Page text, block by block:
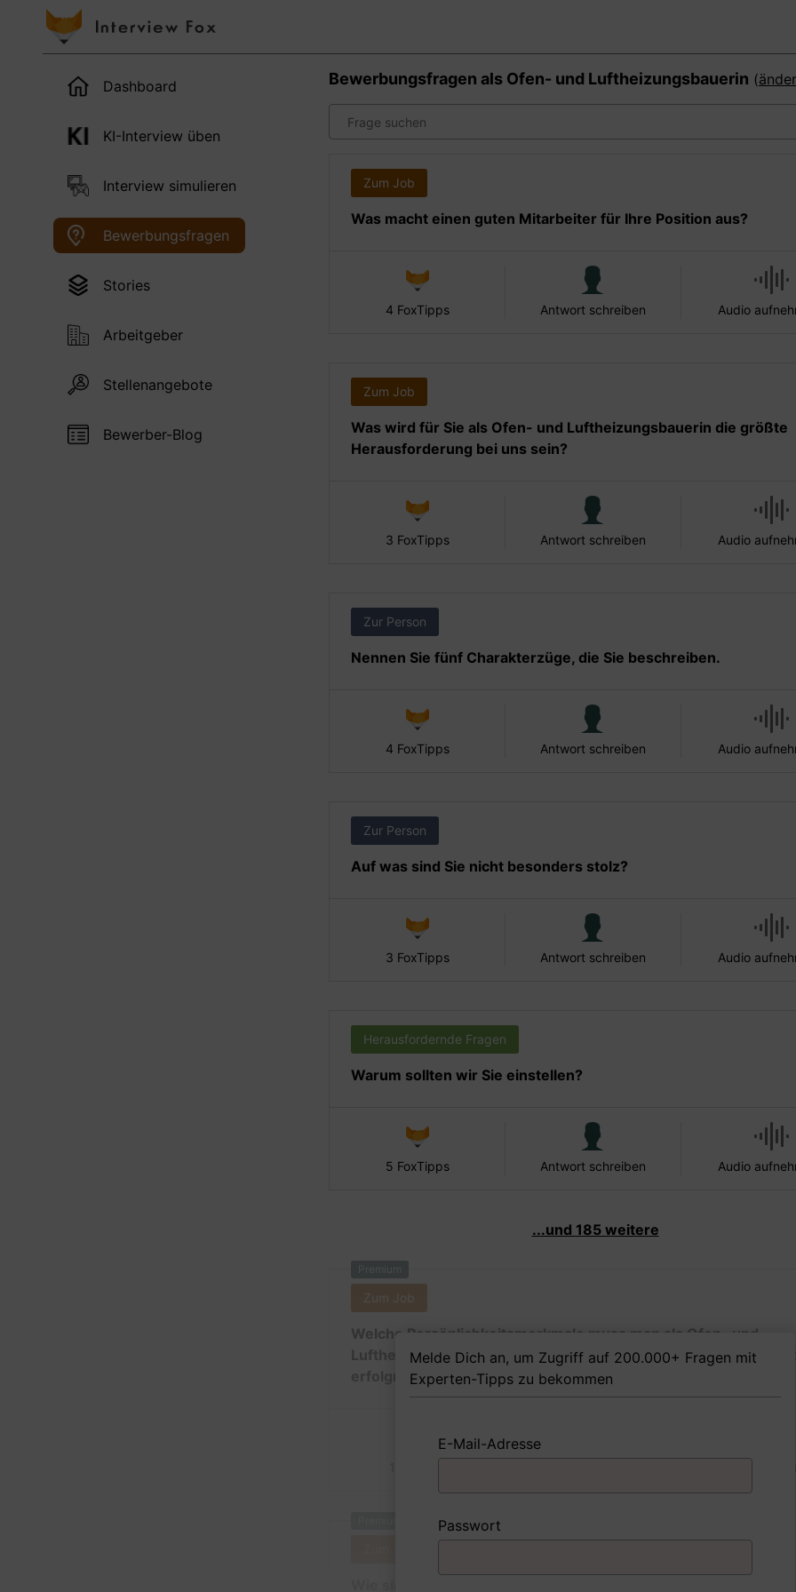
Dashboard
KI-Interview üben
Interview simulieren
Bewerbungsfragen
Stories
Arbeitgeber
Stellenangebote
Bewerber-Blog
Bewerbungsfragen als Ofen- und Luftheizungsbauerin (
Zum Job
Was macht einen guten Mitarbeiter für Ihre Position aus?
4 FoxTipps Antwort schreiben Audio
Zum Job
Was wird für Sie als Ofen- und Luftheizungsbauerin die größte
Herausforderung bei uns sein?
3 FoxTipps Antwort schreiben Audio
Zur Person
Nennen Sie fünf Charakterzüge, die Sie beschreiben.
4 FoxTipps Antwort schreiben Audio
Zur Person
Auf was sind Sie nicht besonders stolz?
3 FoxTipps Antwort schreiben Audio
Herausfordernde Fragen
Warum sollten wir Sie einstellen?
5 FoxTipps Antwort schreiben Audio
...und 185 weitere
Premium
Zum Job
Welche Persönlichkeitsmerkmale muss man als Ofen- und
Luftheizungsbauerin Ihrer Meinung nach besitzen, um in dem
erfolgreich zu sein?
Melde Dich an, um Zugriff auf 200.000+ Fragen mit
Experten-Tipps zu bekommen
E-Mail-Adresse
Passwort